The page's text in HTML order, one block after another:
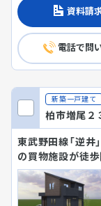
資料請
電話で問
新築一戸建て
柏市増尾２
東武野田線「逆
の買物施設が徒